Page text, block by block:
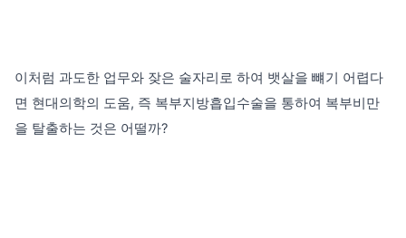
이처럼 과도한 업무와 잦은 술자리로 하여 뱃살을 뺴기 어렵다
면 현대의학의 도움, 즉 복부지방흡입수술을 통하여 복부비만
을 탈출하는 것은 어떨까?